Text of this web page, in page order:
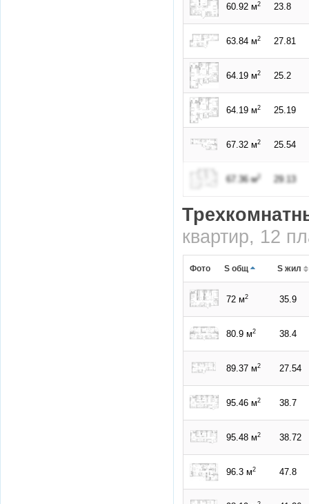
60.92 м2 23.8
63.84 м2 27.81
64.19 м2 25.2
64.19 м2 25.19
67.32 м2 25.54
67.36 м2 29.13
квартир, 12
Фото S общ S жил
72 м2 35.9
80.9 м2 38.4
89.37 м2 27.54
95.46 м2 38.7
95.48 м2 38.72
96.3 м2 47.8